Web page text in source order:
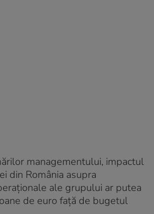
managementului, impactul
din România asupra
ale grupului ar putea
de euro față de bugetul